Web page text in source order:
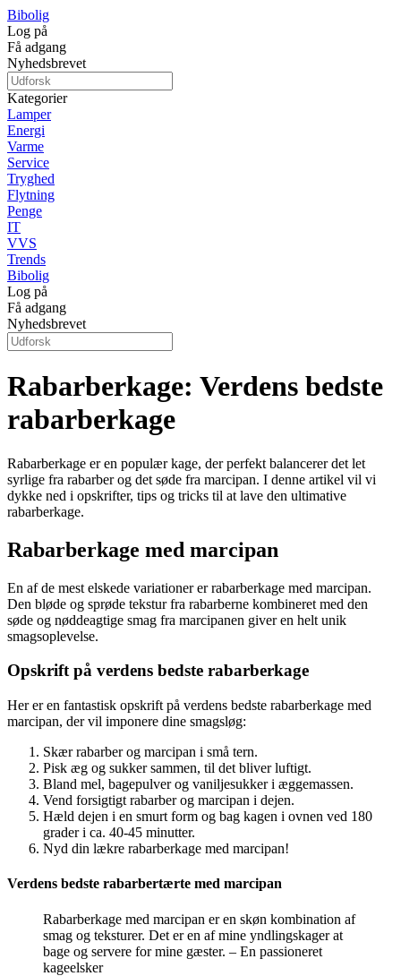
Bibolig
Log på
Få adgang
Nyhedsbrevet
Kategorier
Lamper
Energi
Varme
Service
Tryghed
Flytning
Penge
IT
VVS
Trends
Bibolig
Log på
Få adgang
Nyhedsbrevet
Rabarberkage: Verdens bedste
rabarberkage
Rabarberkage er en populær kage, der perfekt balancerer det let
syrlige fra rabarber og det søde fra marcipan. I denne artikel vil vi
dykke ned i opskrifter, tips og tricks til at lave den ultimative
rabarberkage.
Rabarberkage med marcipan
En af de mest elskede variationer er rabarberkage med marcipan.
Den bløde og sprøde tekstur fra rabarberne kombineret med den
søde og nøddeagtige smag fra marcipanen giver en helt unik
smagsoplevelse.
Opskrift på verdens bedste rabarberkage
Her er en fantastisk opskrift på verdens bedste rabarberkage med
marcipan, der vil imponere dine smagsløg:
Skær rabarber og marcipan i små tern.
Pisk æg og sukker sammen, til det bliver luftigt.
Bland mel, bagepulver og vaniljesukker i æggemassen.
Vend forsigtigt rabarber og marcipan i dejen.
Hæld dejen i en smurt form og bag kagen i ovnen ved 180
grader i ca. 40-45 minutter.
Nyd din lækre rabarberkage med marcipan!
Verdens bedste rabarbertærte med marcipan
Rabarberkage med marcipan er en skøn kombination af
smag og teksturer. Det er en af mine yndlingskager at
bage og servere for mine gæster. – En passioneret
kageelsker